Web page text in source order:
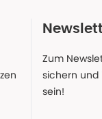
Zum
sichern
sein!